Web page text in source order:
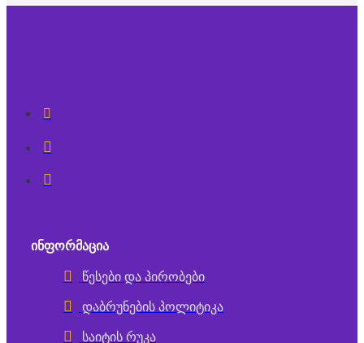
ᲘᲜᲤᲝᲠᲛᲐᲪᲘᲐ
წესები და პირობები
დაბრუნების პოლიტიკა
საიტის რუკა